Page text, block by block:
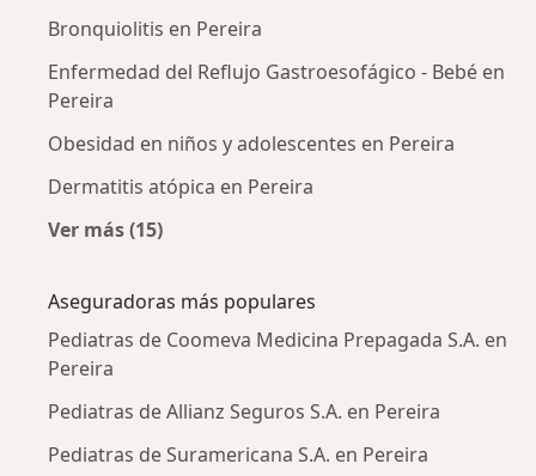
Bronquiolitis en Pereira
Enfermedad del Reflujo Gastroesofágico - Bebé en
Pereira
Obesidad en niños y adolescentes en Pereira
Dermatitis atópica en Pereira
Ver más (15)
Aseguradoras más populares
Pediatras de Coomeva Medicina Prepagada S.A. en
Pereira
Pediatras de Allianz Seguros S.A. en Pereira
Pediatras de Suramericana S.A. en Pereira